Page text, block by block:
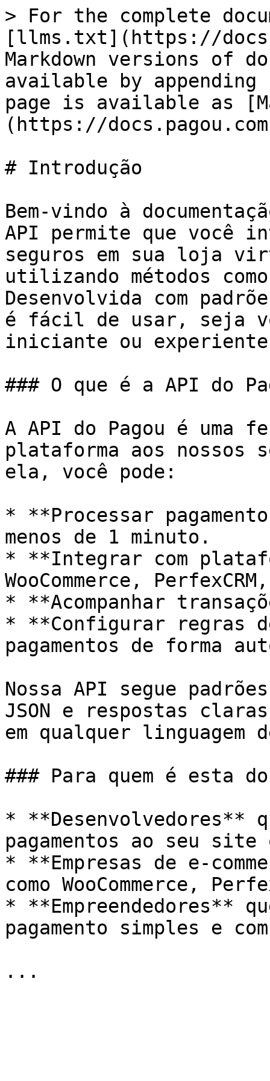
> For the complete
[llms.txt](https://
Markdown versions of
available by
page is available as
(https://
# Introdução
Bem-vindo à
API permite que você
seguros em sua loja
utilizando métodos
Desenvolvida com
é fácil de usar, seja
iniciante ou
### O que é a API do
A API do Pagou é uma
plataforma aos nossos
ela, você pode:
* **Processar
menos de 1 minuto.
* **Integrar com
WooCommerce,
* **Acompanhar
* **Configurar regras
pagamentos de forma
Nossa API segue
JSON e respostas
em qualquer linguagem
### Para quem é esta
* **Desenvolvedores**
pagamentos ao seu site
* **Empresas de e-
como WooCommerce,
* **Empreendedores**
pagamento simples e